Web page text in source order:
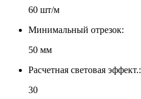
60 шт/м
Минимальный отрезок:
50 мм
Расчетная световая эффект.:
30